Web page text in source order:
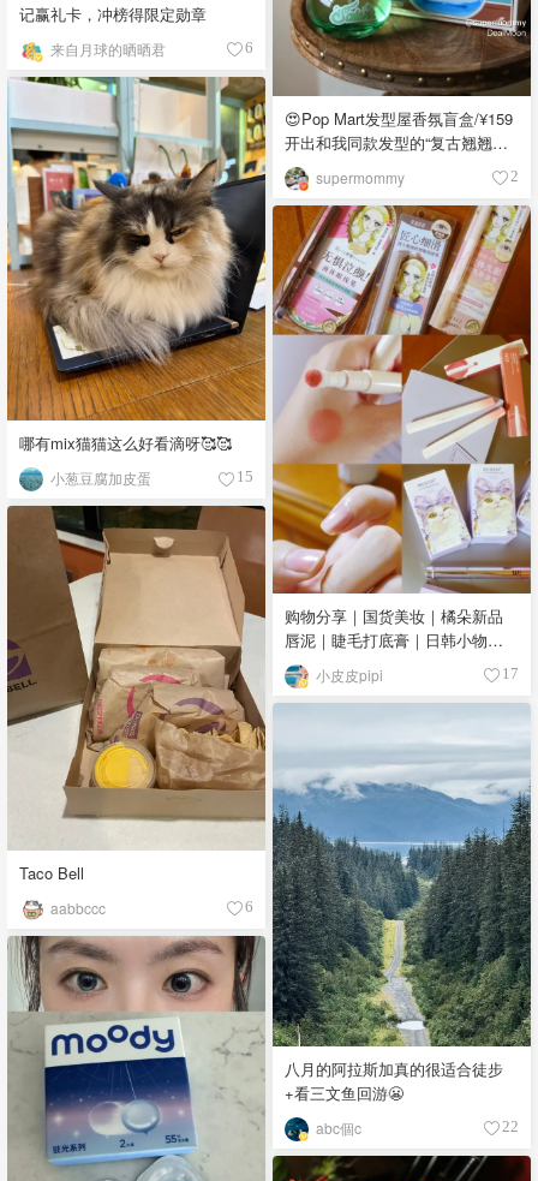
😍Pop Mart发型屋香氛盲盒/¥159
开出和我同款发型的“复古翘翘头”
😍
supermommy 2
记赢礼卡，冲榜得限定勋章
来自月球的晒晒君 6
哪有mix猫猫这么好看滴呀🥰🥰
小葱豆腐加皮蛋 15
购物分享｜国货美妆｜橘朵新品
唇泥｜睫毛打底膏｜日韩小物｜
眼线笔｜美甲DIY💅
小皮皮pipi 17
Taco Bell
aabbccc 6
八月的阿拉斯加真的很适合徒步
+看三文鱼回游😬
abc個c 22